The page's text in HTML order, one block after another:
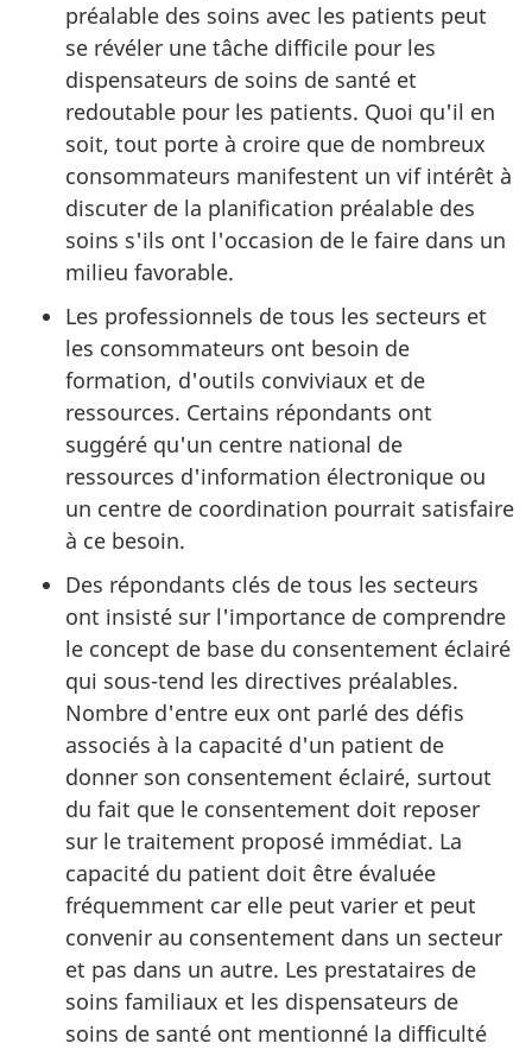
préalable des soins avec les patients peut
se révéler une tâche difficile pour les
dispensateurs de soins de santé et
redoutable pour les patients. Quoi qu'il en
soit, tout porte à croire que de nombreux
consommateurs manifestent un vif intérêt à
discuter de la planification préalable des
soins s'ils ont l'occasion de le faire dans un
milieu favorable.
Les professionnels de tous les secteurs et
les consommateurs ont besoin de
formation, d'outils conviviaux et de
ressources. Certains répondants ont
suggéré qu'un centre national de
ressources d'information électronique ou
un centre de coordination pourrait satisfaire
à ce besoin.
Des répondants clés de tous les secteurs
ont insisté sur l'importance de comprendre
le concept de base du consentement éclairé
qui sous-tend les directives préalables.
Nombre d'entre eux ont parlé des défis
associés à la capacité d'un patient de
donner son consentement éclairé, surtout
du fait que le consentement doit reposer
sur le traitement proposé immédiat. La
capacité du patient doit être évaluée
fréquemment car elle peut varier et peut
convenir au consentement dans un secteur
et pas dans un autre. Les prestataires de
soins familiaux et les dispensateurs de
soins de santé ont mentionné la difficulté